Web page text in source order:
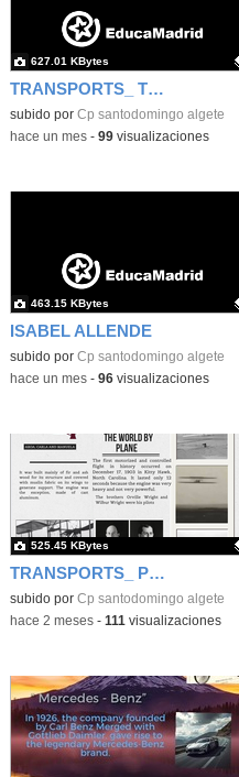
TRANSPORTS_ TIME TRAVEL
Contenido educativo.
subido por Cp santodomingo algete
627.01 KBytes
-hace un mes- 99visualizaciones
ISABEL ALLENDE
Contenido educativo.
subido por Cp santodomingo algete
463.15 KBytes
-hace un mes- 96visualizaciones
TRANSPORTS_ PLANE
Contenido educativo.
subido por Cp santodomingo algete
525.45 KBytes
-hace 2 meses- 111 visualizaciones